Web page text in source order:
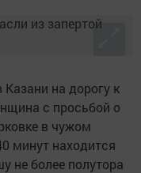
на дорогу к
с просьбой о
в чужом
минут находится
не более полутора